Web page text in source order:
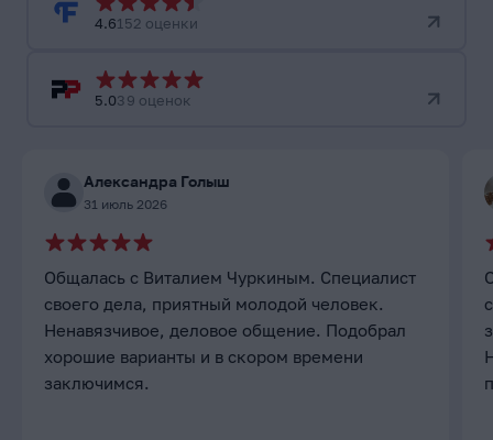
4.6152 оценки
5.039 оценок
Александра Голыш
31 июль 2026
Общалась с Виталием Чуркиным. Специалист
своего дела, приятный молодой человек.
Ненавязчивое, деловое общение. Подобрал
хорошие варианты и в скором времени
заключимся.